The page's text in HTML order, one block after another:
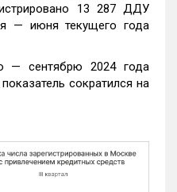
13 287 ДДУ
— июня текущего года
сентябрю 2024 года
сократился на